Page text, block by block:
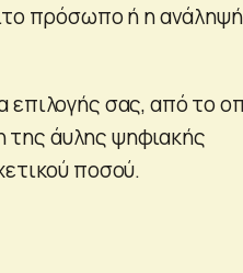
πρόσωπο ή η ανάληψή
σας, από το
της άυλης ψηφιακής
ποσού.